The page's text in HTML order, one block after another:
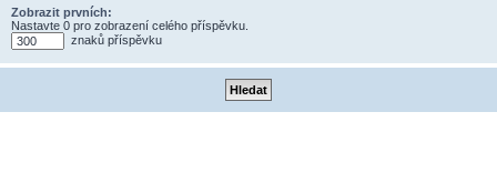
Zobrazit prvních:
Nastavte 0 pro zobrazení celého příspěvku.
znaků příspěvku